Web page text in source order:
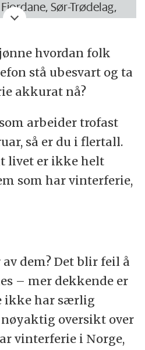
28 prosent.
18 prosent.
7 prosent.
prosent.
Reiseliv)
Sør-Trødelag,
årets vinterferie.
i Buskerud,
Rogaland, Hordaland,
i Finnmark.
Troms og resten av
uken som kommer.
hvordan folk
stå ubesvart og ta
akkurat nå?
arbeider trofast
så er du i flertall.
livet er ikke helt
som har vinterferie,
dem? Det blir feil å
– mer dekkende er
ikke har særlig
nøyaktig oversikt over
vinterferie i Norge,